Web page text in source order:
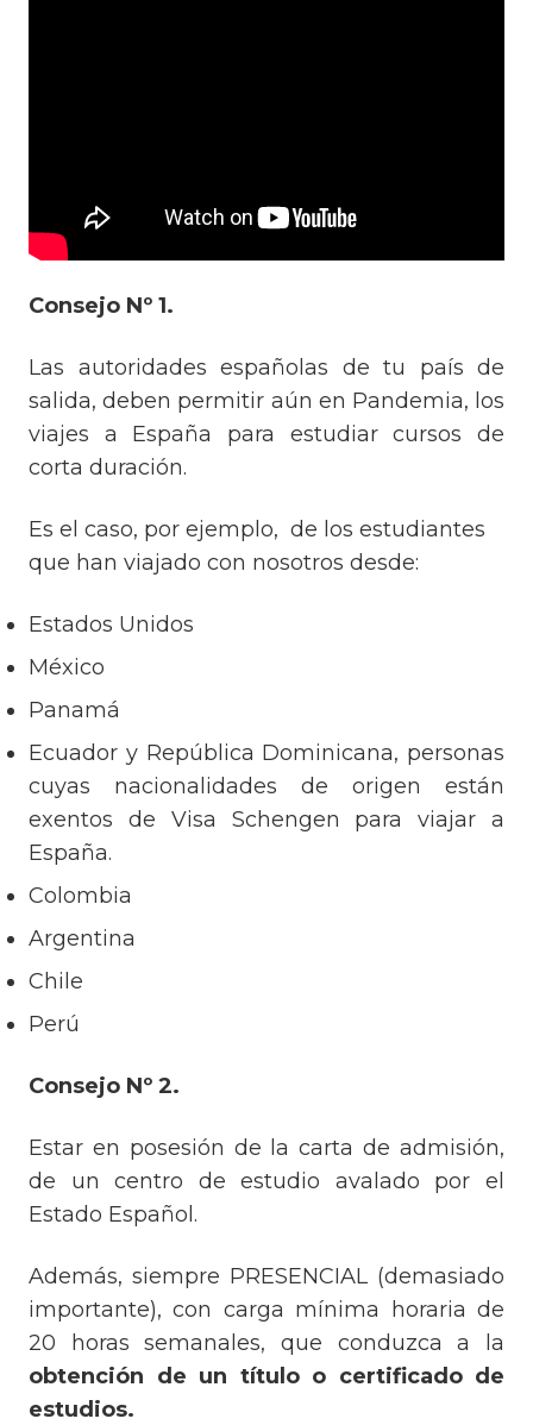
Consejo Nº 1.
Las autoridades españolas de tu país de
salida, deben permitir aún en Pandemia, los
viajes a España para estudiar cursos de
corta duración.
Es el caso, por ejemplo, de los estudiantes
que han viajado con nosotros desde:
Estados Unidos
México
Panamá
Ecuador y República Dominicana, personas
cuyas nacionalidades de origen están
exentos de Visa Schengen para viajar a
España.
Colombia
Argentina
Chile
Perú
Consejo Nº 2.
Estar en posesión de la carta de admisión,
de un centro de estudio avalado por el
Estado Español.
Además, siempre PRESENCIAL (demasiado
importante), con carga mínima horaria de
20 horas semanales, que conduzca a la
obtención de un título o certificado de
estudios.